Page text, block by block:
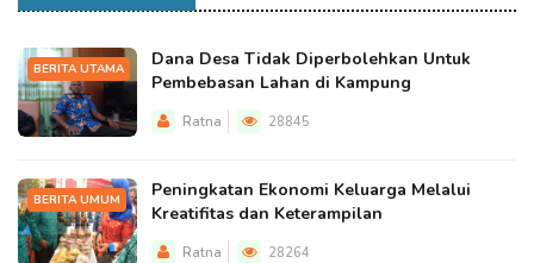
BERITA UTAMA
Dana Desa Tidak Diperbolehkan Untuk
Pembebasan Lahan di Kampung
Ratna 28845
BERITA UMUM
Peningkatan Ekonomi Keluarga Melalui
Kreatifitas dan Keterampilan
Ratna 28264